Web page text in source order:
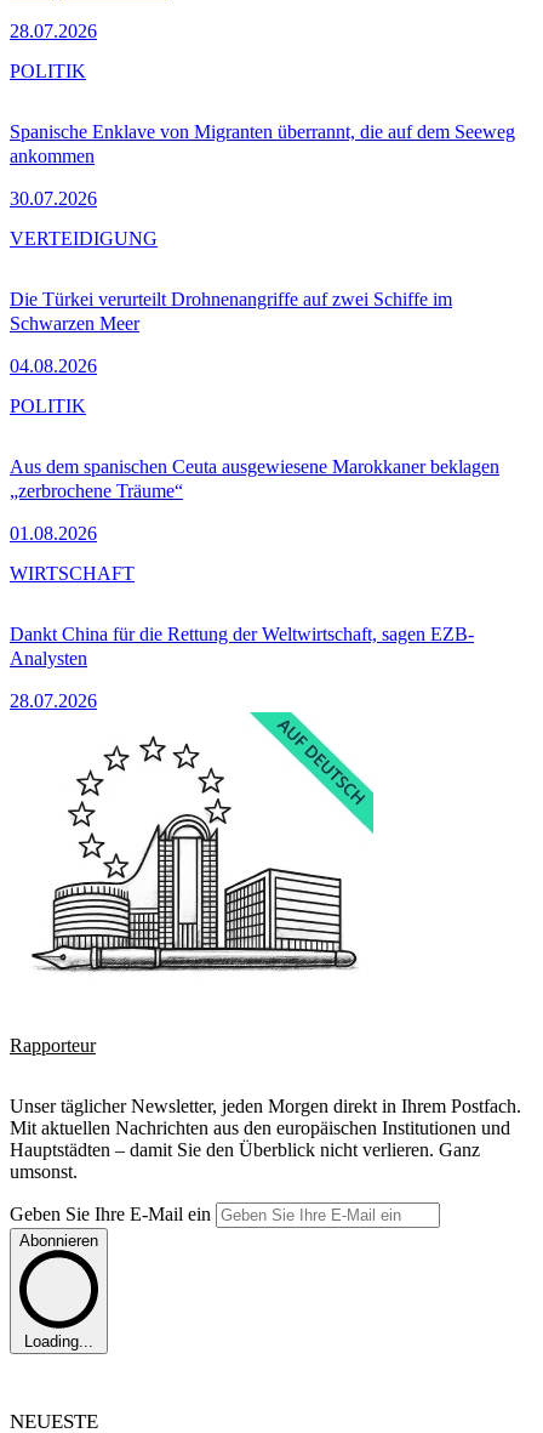
28.07.2026
Spanische Enklave von Migranten überrannt, die auf dem Seeweg
ankommen
30.07.2026
POLITIK
Die Türkei verurteilt Drohnenangriffe auf zwei Schiffe im
Schwarzen Meer
04.08.2026
VERTEIDIGUNG
Aus dem spanischen Ceuta ausgewiesene Marokkaner beklagen
„zerbrochene Träume“
01.08.2026
POLITIK
Dankt China für die Rettung der Weltwirtschaft, sagen EZB-
Analysten
28.07.2026
WIRTSCHAFT
Rapporteur
Unser täglicher Newsletter, jeden Morgen direkt in Ihrem Postfach.
Mit aktuellen Nachrichten aus den europäischen Institutionen und
Hauptstädten – damit Sie den Überblick nicht verlieren. Ganz
umsonst.
Geben Sie Ihre E-Mail ein
Abonnieren
Loading...
NEUESTE